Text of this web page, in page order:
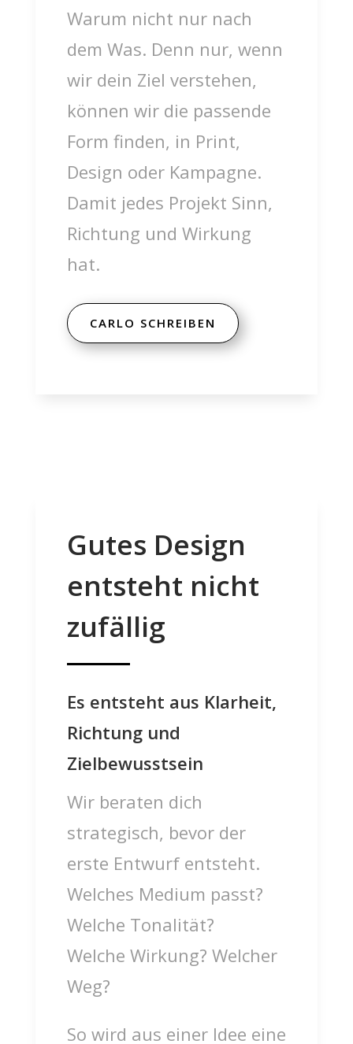
Warum nicht nur nach
dem Was. Denn nur, wenn
wir dein Ziel verstehen,
können wir die passende
Form finden, in Print,
Design oder Kampagne.
Damit jedes Projekt Sinn,
Richtung und Wirkung
hat.
CARLO SCHREIBEN
Gutes Design
entsteht nicht
zufällig
Es entsteht aus Klarheit,
Richtung und
Zielbewusstsein
Wir beraten dich
strategisch, bevor der
erste Entwurf entsteht.
Welches Medium passt?
Welche Tonalität?
Welche Wirkung? Welcher
Weg?
So wird aus einer Idee eine